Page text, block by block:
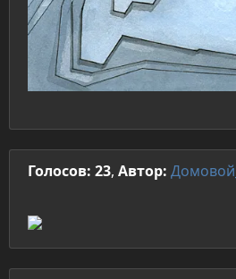
Голосов: 23, Автор: Домовой_